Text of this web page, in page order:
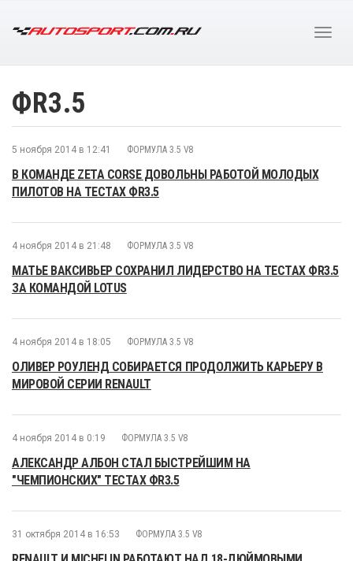
ФR3.5
5 ноября 2014 в 12:41 ФОРМУЛА 3.5 V8
В КОМАНДЕ ZETA CORSE ДОВОЛЬНЫ РАБОТОЙ МОЛОДЫХ
ПИЛОТОВ НА ТЕСТАХ ФR3.5
4 ноября 2014 в 21:48 ФОРМУЛА 3.5 V8
МАТЬЕ ВАКСИВЬЕР СОХРАНИЛ ЛИДЕРСТВО НА ТЕСТАХ ФR3.5
ЗА КОМАНДОЙ LOTUS
4 ноября 2014 в 18:05 ФОРМУЛА 3.5 V8
ОЛИВЕР РОУЛЕНД СОБИРАЕТСЯ ПРОДОЛЖИТЬ КАРЬЕРУ В
МИРОВОЙ СЕРИИ RENAULT
4 ноября 2014 в 0:19 ФОРМУЛА 3.5 V8
АЛЕКСАНДР АЛБОН СТАЛ БЫСТРЕЙШИМ НА
"ЧЕМПИОНСКИХ" ТЕСТАХ ФR3.5
31 октября 2014 в 16:53 ФОРМУЛА 3.5 V8